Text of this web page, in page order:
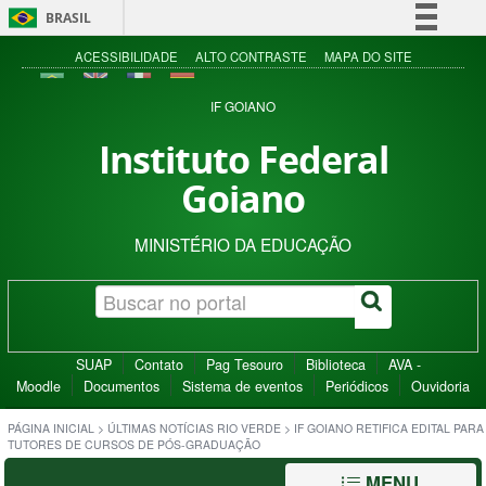
BRASIL
Simplifique!
Acesso à informação
ACESSIBILIDADE ALTO CONTRASTE MAPA DO SITE
IF GOIANO
Instituto Federal
Goiano
MINISTÉRIO DA EDUCAÇÃO
SUAP Contato Pag Tesouro Biblioteca
AVA -
Moodle
Documentos Sistema de eventos Periódicos Ouvidoria
PÁGINA INICIAL > ÚLTIMAS NOTÍCIAS RIO VERDE > IF GOIANO RETIFICA EDITAL PARA
TUTORES DE CURSOS DE PÓS-GRADUAÇÃO